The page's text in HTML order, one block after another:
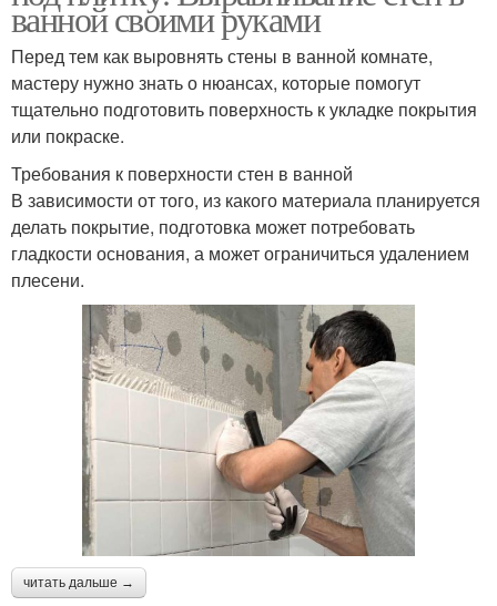
ванной своими руками
Перед тем как выровнять стены в ванной комнате,
мастеру нужно знать о нюансах, которые помогут
тщательно подготовить поверхность к укладке покрытия
или покраске.
Требования к поверхности стен в ванной
В зависимости от того, из какого материала планируется
делать покрытие, подготовка может потребовать
гладкости основания, а может ограничиться удалением
плесени.
читать дальше →